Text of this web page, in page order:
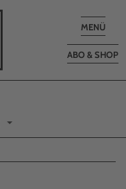
Toggle
MENÜ
ABO & SHOP